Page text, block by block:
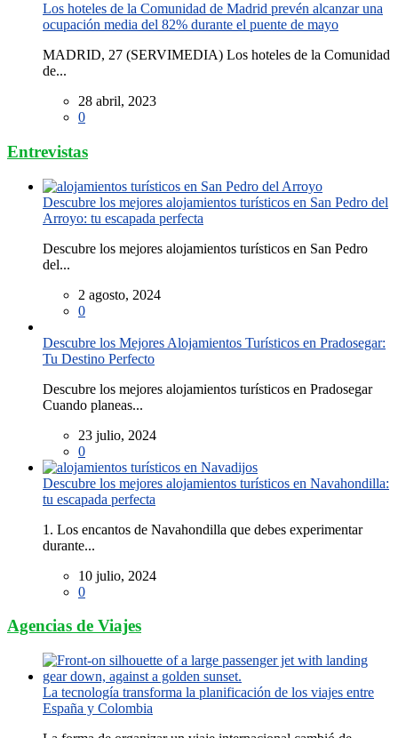
Los hoteles de la Comunidad de Madrid prevén alcanzar una
ocupación media del 82% durante el puente de mayo
MADRID, 27 (SERVIMEDIA) Los hoteles de la Comunidad
de...
28 abril, 2023
0
Entrevistas
Descubre los mejores alojamientos turísticos en San Pedro del
Arroyo: tu escapada perfecta
Descubre los mejores alojamientos turísticos en San Pedro
del...
2 agosto, 2024
0
Descubre los Mejores Alojamientos Turísticos en Pradosegar:
Tu Destino Perfecto
Descubre los mejores alojamientos turísticos en Pradosegar
Cuando planeas...
23 julio, 2024
0
Descubre los mejores alojamientos turísticos en Navahondilla:
tu escapada perfecta
1. Los encantos de Navahondilla que debes experimentar
durante...
10 julio, 2024
0
Agencias de Viajes
La tecnología transforma la planificación de los viajes entre
España y Colombia